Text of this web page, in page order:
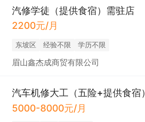
汽修学徒（提供食宿）需驻店
2200元/月
东坡区 经验不限 学历不限
眉山鑫杰成商贸有限公司
汽车机修大工（五险+提供食宿）
5000-8000元/月